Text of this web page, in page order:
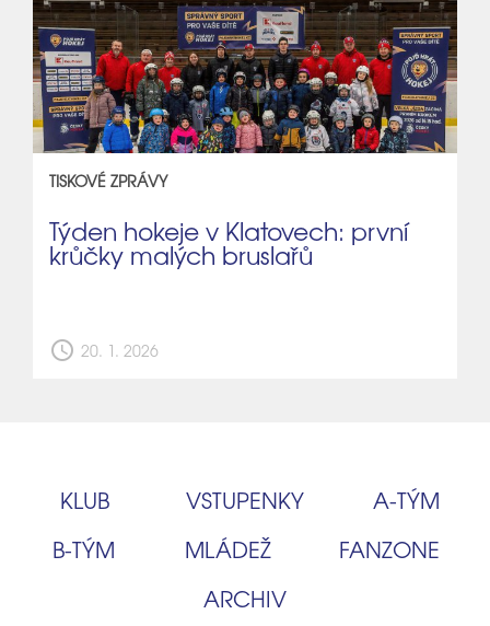
TISKOVÉ ZPRÁVY
Týden hokeje v Klatovech: první
krůčky malých bruslařů
schedule 20. 1. 2026
KLUB VSTUPENKY
A‑TÝM
B‑TÝM
MLÁDEŽ
FANZONE
ARCHIV